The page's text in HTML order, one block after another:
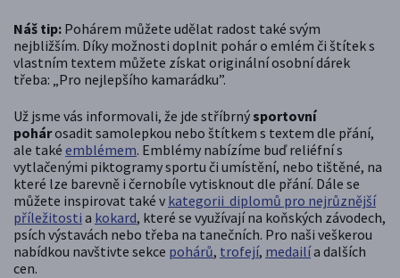
Náš tip: Pohárem můžete udělat radost také svým
nejbližším. Díky možnosti doplnit pohár o emlém či štítek s
vlastním textem můžete získat originální osobní dárek
třeba: „Pro nejlepšího kamarádku”.
Už jsme vás informovali, že jde stříbrnýsportovní
pohárosadit samolepkou nebo štítkem s textem dle přání,
ale také emblémem. Emblémy nabízíme buď reliéfní s
vytlačenými piktogramy sportu či umístění, nebo tištěné, na
které lze barevně i černobíle vytisknout dle přání. Dále se
můžete inspirovat také v kategorii diplomů pro nejrůznější
příležitosti a kokard, které se využívají na koňských závodech,
psích výstavách nebo třeba na tanečních. Pro naši veškerou
nabídkou navštivte sekce pohárů, trofejí, medailía dalších
cen.